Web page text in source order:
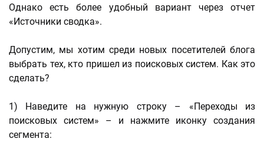
Однако есть более удобный вариант через отчет
«Источники сводка».
Допустим, мы хотим среди новых посетителей блога
выбрать тех, кто пришел из поисковых систем. Как это
сделать?
1) Наведите на нужную строку – «Переходы из
поисковых систем» – и нажмите иконку создания
сегмента: